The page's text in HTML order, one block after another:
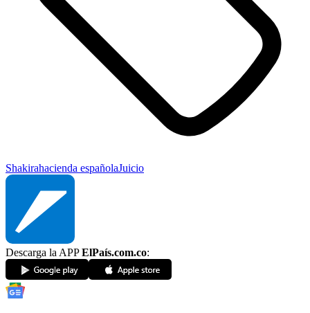
Shakirahacienda españolaJuicio
Descarga la APPElPaís.com.co: